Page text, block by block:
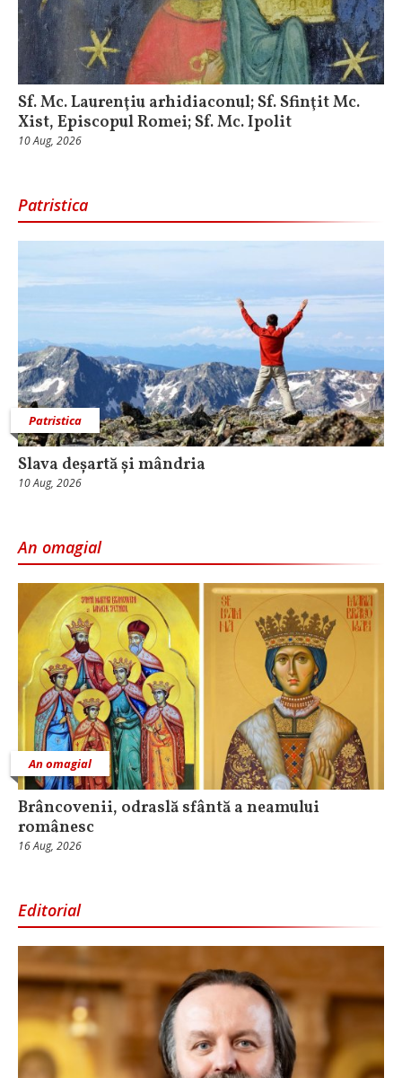
Sf. Mc. Laurenţiu arhidiaconul; Sf. Sfinţit Mc.
Xist, Episcopul Romei; Sf. Mc. Ipolit
10 Aug, 2026
Patristica
Patristica
Slava deșartă și mândria
10 Aug, 2026
An omagial
An omagial
Brâncovenii, odraslă sfântă a neamului
românesc
16 Aug, 2026
Editorial